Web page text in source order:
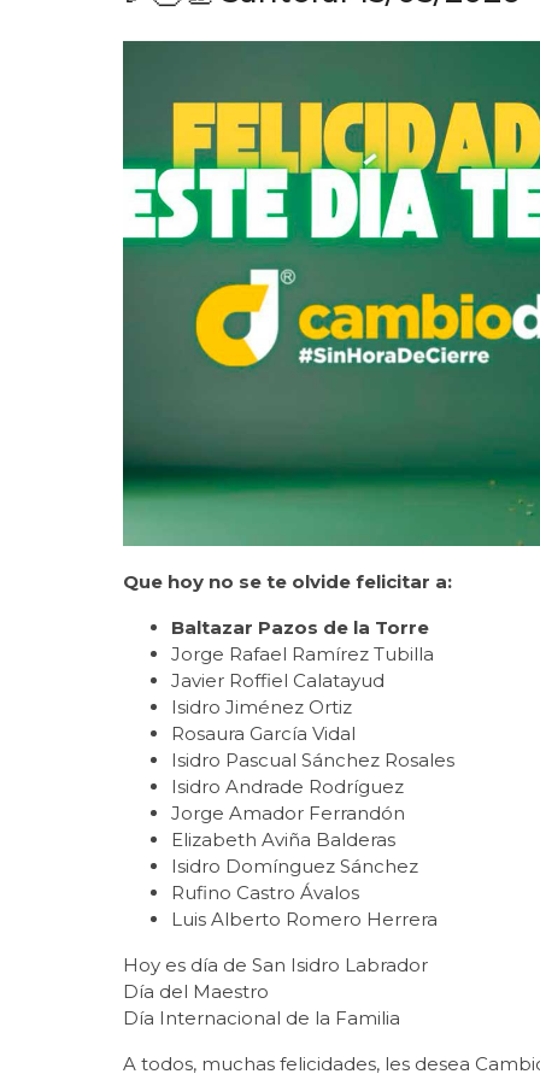
Que hoy no se te olvide felicitar a:
Baltazar Pazos de la Torre
Jorge Rafael Ramírez Tubilla
Javier Roffiel Calatayud
Isidro Jiménez Ortiz
Rosaura García Vidal
Isidro Pascual Sánchez Rosales
Isidro Andrade Rodríguez
Jorge Amador Ferrandón
Elizabeth Aviña Balderas
Isidro Domínguez Sánchez
Rufino Castro Ávalos
Luis Alberto Romero Herrera
Hoy es día de San Isidro Labrador
Día del Maestro
Día Internacional de la Familia
A todos, muchas felicidades, les desea